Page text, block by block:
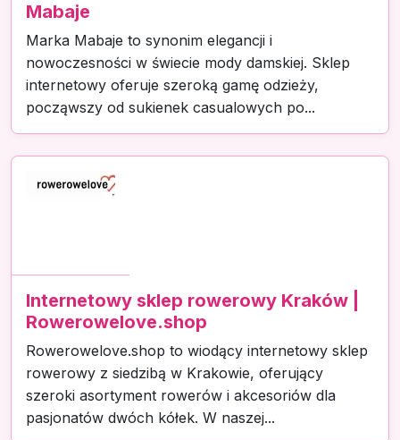
Mabaje
Marka Mabaje to synonim elegancji i
nowoczesności w świecie mody damskiej. Sklep
internetowy oferuje szeroką gamę odzieży,
począwszy od sukienek casualowych po...
Internetowy sklep rowerowy Kraków |
Rowerowelove.shop
Rowerowelove.shop to wiodący internetowy sklep
rowerowy z siedzibą w Krakowie, oferujący
szeroki asortyment rowerów i akcesoriów dla
pasjonatów dwóch kółek. W naszej...